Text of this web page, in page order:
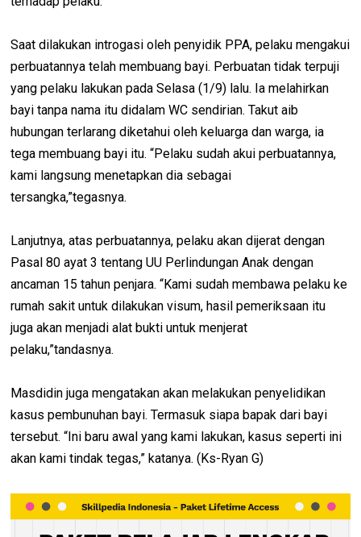
Saat dilakukan introgasi oleh penyidik PPA, pelaku mengakui
perbuatannya telah membuang bayi. Perbuatan tidak terpuji
yang pelaku lakukan pada Selasa (1/9) lalu. Ia melahirkan
bayi tanpa nama itu didalam WC sendirian. Takut aib
hubungan terlarang diketahui oleh keluarga dan warga, ia
tega membuang bayi itu. “Pelaku sudah akui perbuatannya,
kami langsung menetapkan dia sebagai
tersangka,”tegasnya.
Lanjutnya, atas perbuatannya, pelaku akan dijerat dengan
Pasal 80 ayat 3 tentang UU Perlindungan Anak dengan
ancaman 15 tahun penjara. “Kami sudah membawa pelaku ke
rumah sakit untuk dilakukan visum, hasil pemeriksaan itu
juga akan menjadi alat bukti untuk menjerat
pelaku,”tandasnya.
Masdidin juga mengatakan akan melakukan penyelidikan
kasus pembunuhan bayi. Termasuk siapa bapak dari bayi
tersebut. “Ini baru awal yang kami lakukan, kasus seperti ini
akan kami tindak tegas,” katanya. (Ks-Ryan G)